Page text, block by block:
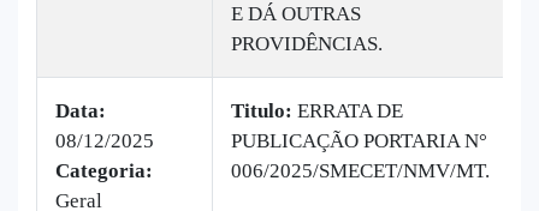
E DÁ OUTRAS
PROVIDÊNCIAS.
Data:
08/12/2025
Categoria:
Geral
Titulo: ERRATA DE
PUBLICAÇÃO PORTARIA N°
006/2025/SMECET/NMV/MT.